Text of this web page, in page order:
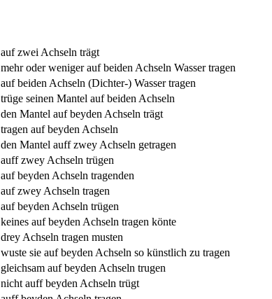
auf zwei Achseln trägt
mehr oder weniger auf beiden Achseln Wasser tragen
auf beiden Achseln (Dichter-) Wasser tragen
trüge seinen Mantel auf beiden Achseln
den Mantel auf beyden Achseln trägt
tragen auf beyden Achseln
den Mantel auff zwey Achseln getragen
auff zwey Achseln trügen
auf beyden Achseln tragenden
auf zwey Achseln tragen
auf beyden Achseln trügen
keines auf beyden Achseln tragen könte
drey Achseln tragen musten
wuste sie auf beyden Achseln so künstlich zu tragen
gleichsam auf beyden Achseln trugen
nicht auff beyden Achseln trügt